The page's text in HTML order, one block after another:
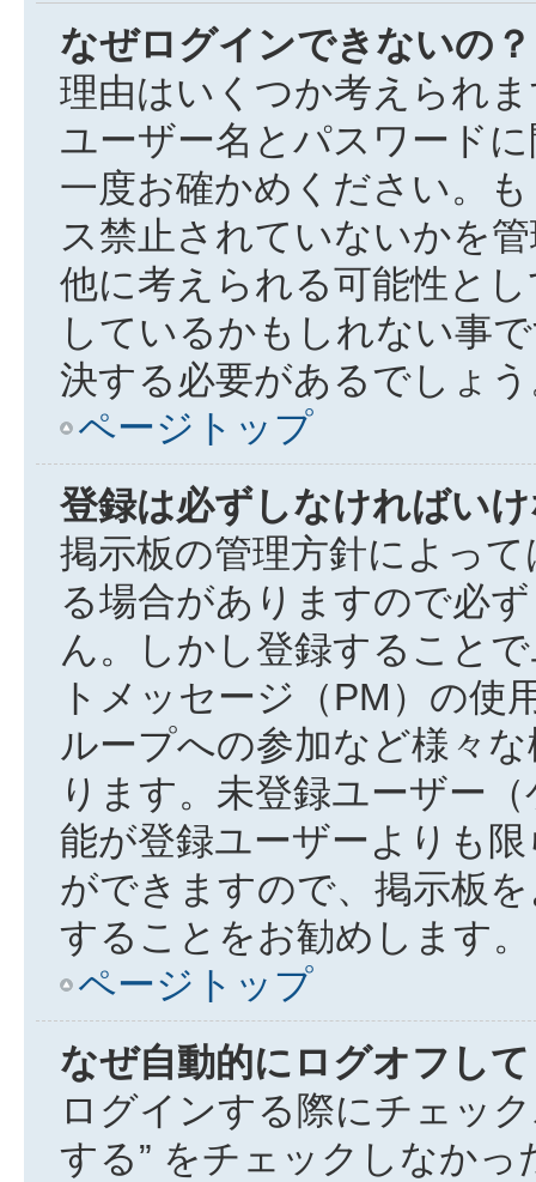
なぜログインできないの？
理由はいくつか考えられ
ユーザー名とパスワード
一度お確かめください。
ス禁止されていないかを
他に考えられる可能性と
しているかもしれない事
決する必要があるでしょ
ページトップ
登録は必ずしなければい
掲示板の管理方針によっ
る場合がありますので必
ん。しかし登録すること
トメッセージ（PM）の使
ループへの参加など様々
ります。未登録ユーザー
能が登録ユーザーよりも
ができますので、掲示板
することをお勧めします。
ページトップ
なぜ自動的にログオフし
ログインする際にチェッ
する” をチェックしなか